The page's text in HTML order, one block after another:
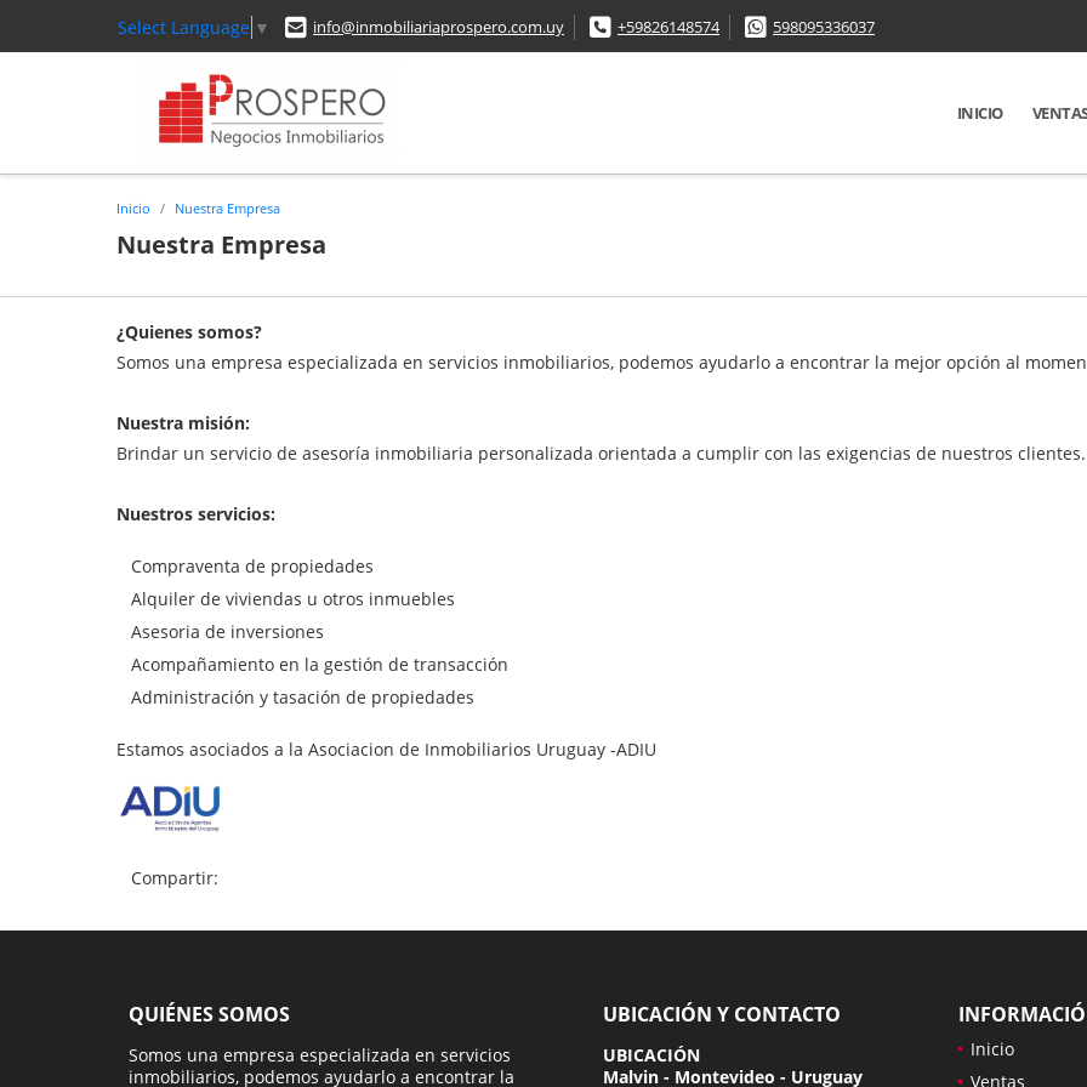
Select Language ▼ info@inmobiliariaprospero.com.uy +59826148574 598095336037
INICIO
Inicio Nuestra Empresa
Nuestra Empresa
¿Quienes somos?
Somos una empresa especializada en servicios inmobiliarios, podemos ayudarlo a encontrar la mejor opción al
Nuestra misión:
Brindar un servicio de asesoría inmobiliaria personalizada orientada a cumplir con las exigencias de nuestros clientes.
Nuestros servicios:
Compraventa de propiedades
Alquiler de viviendas u otros inmuebles
Asesoria de inversiones
Acompañamiento en la gestión de transacción
Administración y tasación de propiedades
Estamos asociados a la Asociacion de Inmobiliarios Uruguay -ADIU
Compartir:
QUIÉNES SOMOS
Somos una empresa especializada en servicios
inmobiliarios, podemos ayudarlo a encontrar la
UBICACIÓN Y CONTACTO
UBICACIÓN
Malvin - Montevideo - Uruguay
Inicio
Ventas